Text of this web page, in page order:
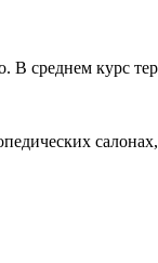
В среднем курс